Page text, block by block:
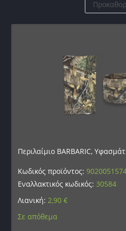
Περιλαίμιο BARBARIC,
Κωδικός προϊόντος:
Εναλλακτικός κωδικός: 30584
Λιανική: 2,90€
Σε απόθεμα